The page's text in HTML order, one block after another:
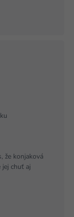
že konjaková
jej chuť aj